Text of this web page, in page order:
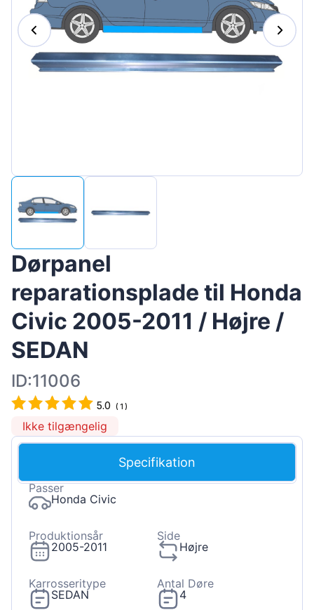
Magyar
Lietuvių
Hrvatski
Português
Dørpanel
reparationsplade til Honda
Civic 2005-2011 / Højre /
SEDAN
ID:11006
5.0 (1 )
Ikke tilgængelig
Specifikation
Passer
Honda Civic
Produktionsår
2005-2011
Side
Højre
Karrosseritype
SEDAN
Antal Døre
4